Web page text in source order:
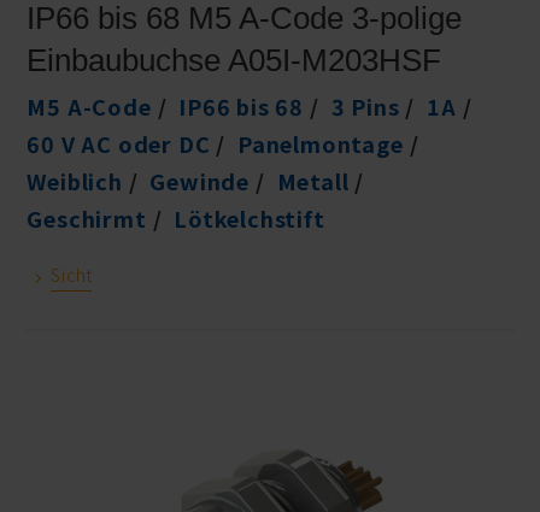
IP66 bis 68 M5 A-Code 3-polige
Einbaubuchse A05I-M203HSF
M5 A-Code IP66 bis 68 3 Pins
1A
60 V AC oder DC
Panelmontage
Weiblich
Gewinde
Metall
Geschirmt
Lötkelchstift
Sicht